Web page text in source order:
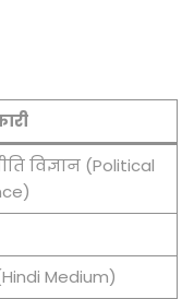
विज्ञान (Political
Medium)